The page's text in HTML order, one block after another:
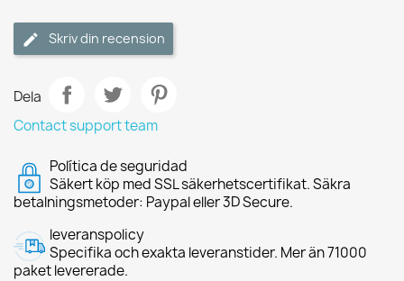
Skriv din recension
Dela
Contact support team
Política de seguridad
Säkert köp med SSL säkerhetscertifikat. Säkra
betalningsmetoder: Paypal eller 3D Secure.
leveranspolicy
Specifika och exakta leveranstider. Mer än 71000
paket levererade.